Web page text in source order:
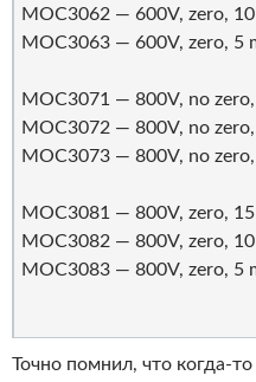
MOC3062 — 600V, zero,
MOC3063 — 600V, zero, 5
MOC3071 — 800V, no
MOC3072 — 800V, no
MOC3073 — 800V, no
MOC3081 — 800V, zero,
MOC3082 — 800V, zero,
MOC3083 — 800V, zero, 5
Точно помнил, что когда-